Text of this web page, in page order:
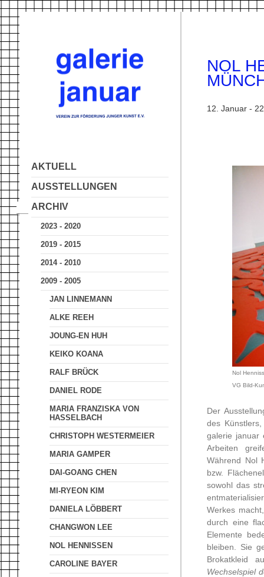
AKTUELL
AUSSTELLUNGEN
ARCHIV
2023 - 2020
2019 - 2015
2014 - 2010
2009 - 2005
JAN LINNEMANN
ALKE REEH
JOUNG-EN HUH
KEIKO KOANA
RALF BRÜCK
DANIEL RODE
MARIA FRANZISKA VON
HASSELBACH
CHRISTOPH WESTERMEIER
MARIA GAMPER
DAI-GOANG CHEN
MI-RYEON KIM
DANIELA LÖBBERT
CHANGWON LEE
NOL HENNISSEN
CAROLINE BAYER
NOL
12. Januar -
Nol
VG Bild-
Der
des
galerie januar
Arbeiten
Während Nol
bzw.
sowohl das
Werkes
durch eine
Elemente
bleiben. Sie
Brokatkleid
Wechselspiel